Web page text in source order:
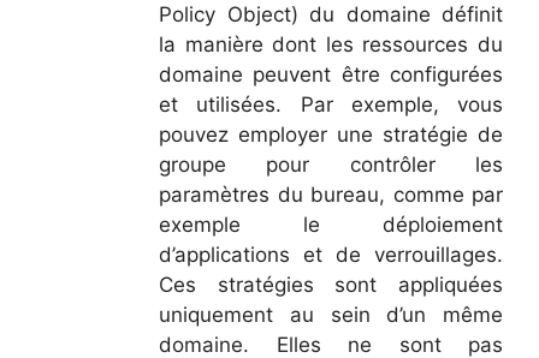
Policy Object) du domaine définit
la manière dont les ressources du
domaine peuvent être configurées
et utilisées. Par exemple, vous
pouvez employer une stratégie de
groupe pour contrôler les
paramètres du bureau, comme par
exemple le déploiement
d’applications et de verrouillages.
Ces stratégies sont appliquées
uniquement au sein d’un même
domaine. Elles ne sont pas